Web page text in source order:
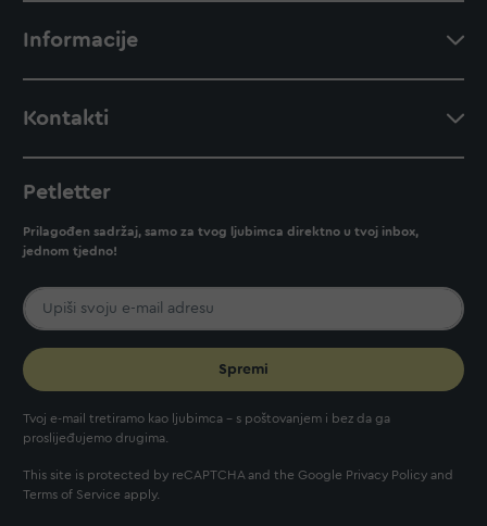
Informacije
Kontakti
Petletter
Prilagođen sadržaj, samo za tvog ljubimca direktno u tvoj inbox,
jednom tjedno!
Spremi
Tvoj e-mail tretiramo kao ljubimca - s poštovanjem i bez da ga
proslijeđujemo drugima.
This site is protected by reCAPTCHA and the Google Privacy Policy and
Terms of Service apply.